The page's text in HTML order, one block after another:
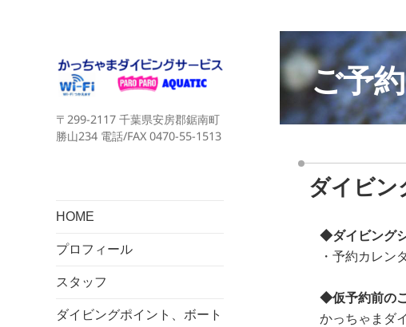
〒299-2117 千葉県安房郡鋸南町
勝山234 電話/FAX 0470-55-1513
HOME
プロフィール
スタッフ
ダイビングポイント、ボート
ご予
ダイビン
◆ダイビング
・予約カレン
◆仮予約前の
かっちゃまダ